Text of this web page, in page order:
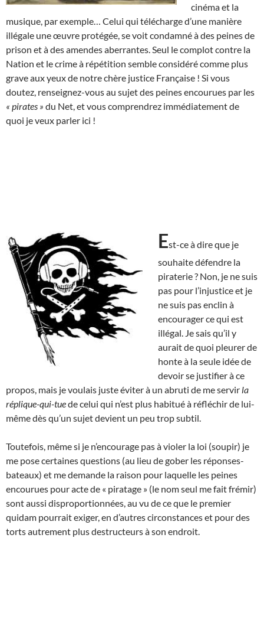
cinéma et la
musique, par exemple… Celui qui télécharge d’une manière
illégale une œuvre protégée, se voit condamné à des peines de
prison et à des amendes aberrantes. Seul le complot contre la
Nation et le crime à répétition semble considéré comme plus
grave aux yeux de notre chère justice Française ! Si vous
doutez, renseignez-vous au sujet des peines encourues par les
« pirates » du Net, et vous comprendrez immédiatement de
quoi je veux parler ici !
Est-ce à dire que je
souhaite défendre la
piraterie ? Non, je ne suis
pas pour l’injustice et je
ne suis pas enclin à
encourager ce qui est
illégal. Je sais qu’il y
aurait de quoi pleurer de
honte à la seule idée de
devoir se justifier à ce
propos, mais je voulais juste éviter à un abruti de me servir la
réplique-qui-tuede celui qui n’est plus habitué à réfléchir de lui-
même dès qu’un sujet devient un peu trop subtil.
Toutefois, même si je n’encourage pas à violer la loi (soupir) je
me pose certaines questions (au lieu de gober les réponses-
bateaux) et me demande la raison pour laquelle les peines
encourues pour acte de « piratage » (le nom seul me fait frémir)
sont aussi disproportionnées, au vu de ce que le premier
quidam pourrait exiger, en d’autres circonstances et pour des
torts autrement plus destructeurs à son endroit.